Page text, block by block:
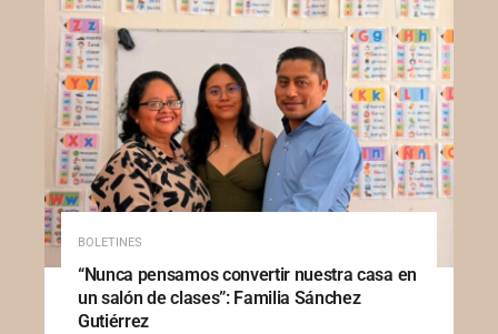
BOLETINES
“Nunca pensamos convertir nuestra casa en
un salón de clases”: Familia Sánchez
Gutiérrez